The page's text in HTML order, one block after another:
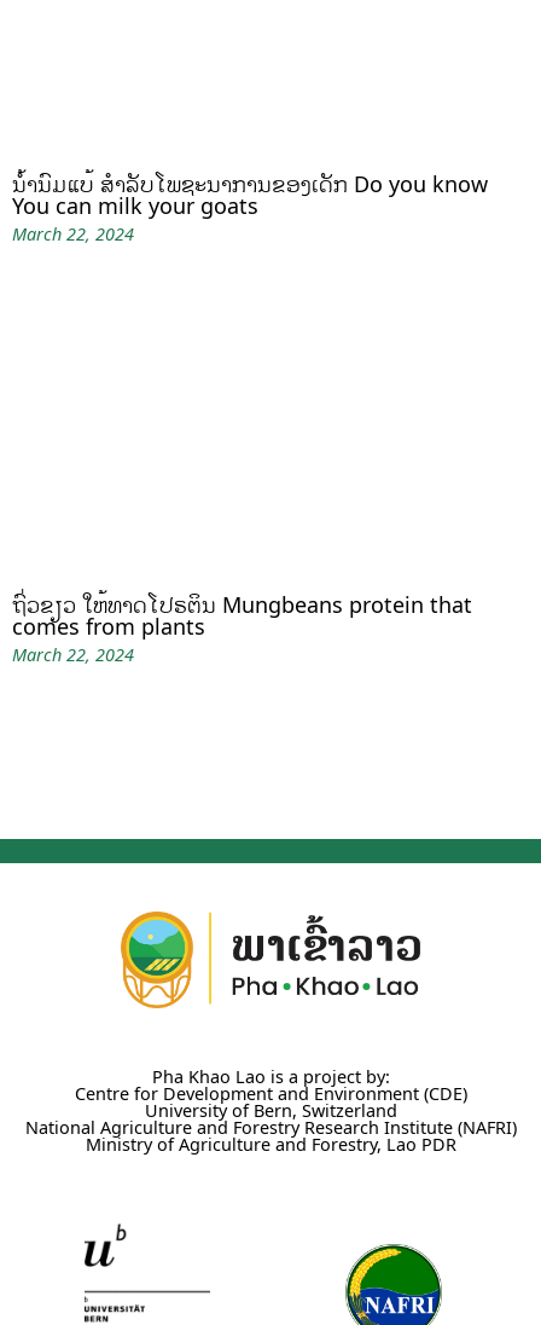
ນໍ້ານົມແບ້ ສຳລັບໂພຊະນາການຂອງເດັກ Do you know
You can milk your goats
March 22, 2024
ຖົ່ວຂຽວ ໃຫ້ທາດໂປຣຕິນ Mungbeans protein that
comes from plants
March 22, 2024
Pha Khao Lao is a project by:
Centre for Development and Environment (CDE)
University of Bern, Switzerland
National Agriculture and Forestry Research Institute (NAFRI)
Ministry of Agriculture and Forestry, Lao PDR